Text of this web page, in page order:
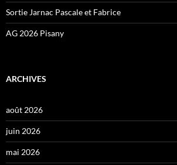
Sortie Jarnac Pascale et Fabrice
AG 2026 Pisany
ARCHIVES
août 2026
juin 2026
mai 2026